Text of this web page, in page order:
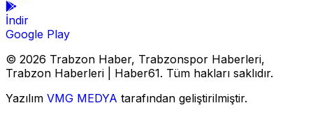
İndir
Google Play
© 2026 Trabzon Haber, Trabzonspor Haberleri,
Trabzon Haberleri | Haber61. Tüm hakları saklıdır.
Yazılım VMG MEDYA tarafından geliştirilmiştir.